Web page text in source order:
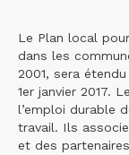
Le Plan local
dans les
2001, sera
1er janvier 2017.
l’emploi durable
travail. Ils
et des